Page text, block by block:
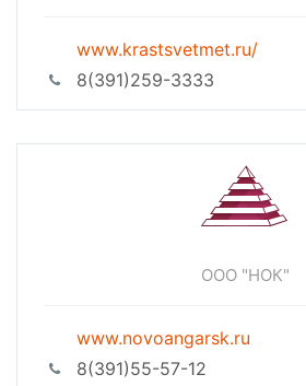
www.krastsvetmet.ru/
8(391)259-3333
ООО "НОК"
www.novoangarsk.ru
8(391)55-57-12